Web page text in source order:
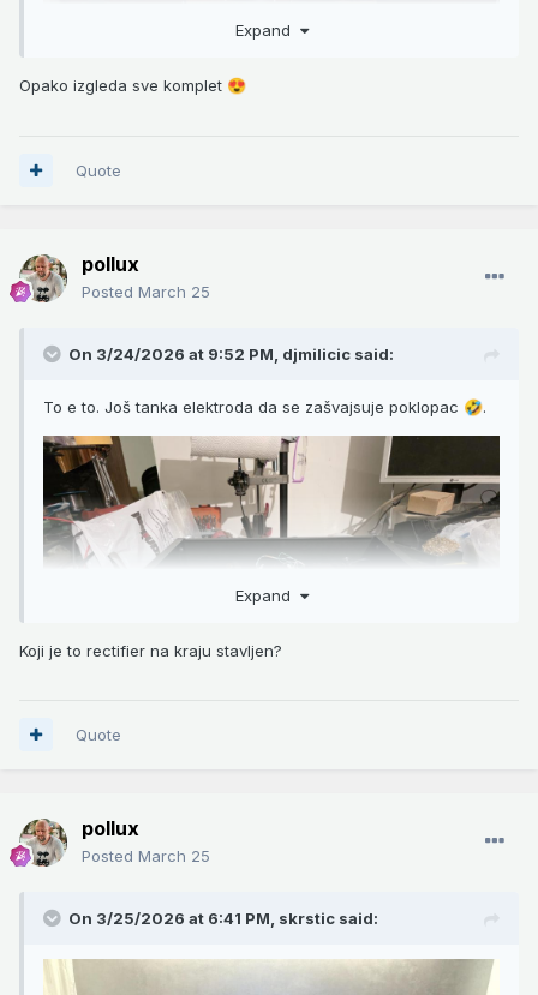
Expand
Opako izgleda sve komplet 😍
Quote
pollux
Posted March 25
On 3/24/2026 at 9:52 PM, djmilicic said:
To e to. Još tanka elektroda da se zašvajsuje poklopac 🤣.
Expand
Koji je to rectifier na kraju stavljen?
Quote
pollux
Posted March 25
On 3/25/2026 at 6:41 PM, skrstic said: